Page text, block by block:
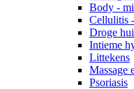
Body -
Cellulitis
Droge
Intieme
Littekens
Massage
Psoriasis